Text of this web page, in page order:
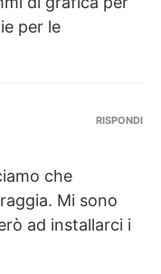
per le
che
Mi sono
ad installarci i
RISPONDI